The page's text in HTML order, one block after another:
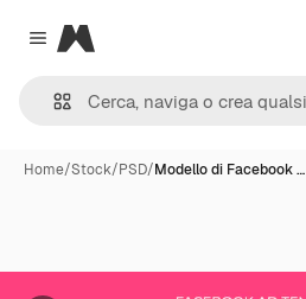
Close menu
Magnific
Home/Stock/PSD/Modello di Facebook …